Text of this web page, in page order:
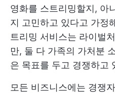
영화를 스트리밍할지, 아
지 고민하고 있다고 가정
트리밍 서비스는 라이벌
만, 둘 다 가족의 가처분
은 목표를 두고 경쟁하고
모든 비즈니스에는 경쟁